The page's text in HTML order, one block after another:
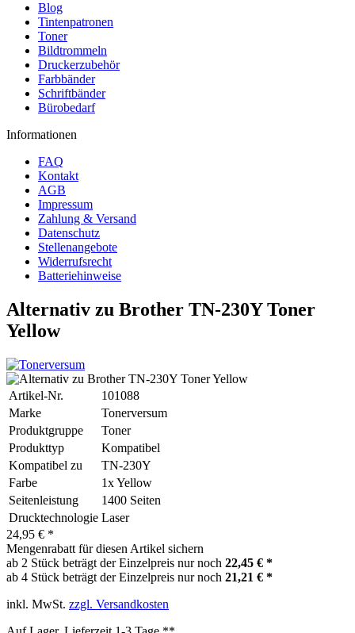
Blog
Tintenpatronen
Toner
Bildtrommeln
Druckerzubehör
Farbbänder
Schriftbänder
Bürobedarf
Informationen
FAQ
Kontakt
AGB
Impressum
Zahlung & Versand
Datenschutz
Stellenangebote
Widerrufsrecht
Batteriehinweise
Alternativ zu Brother TN-230Y Toner
Yellow
Artikel-Nr.
101088
Marke
Tonerversum
Produktgruppe
Toner
Produkttyp
Kompatibel
Kompatibel zu
TN-230Y
Farbe
1x Yellow
Seitenleistung
1400 Seiten
Drucktechnologie Laser
24,95 € *
Mengenrabatt für diesen Artikel sichern
ab 2 Stück beträgt der Einzelpreis nur noch 22,45 € *
ab 4 Stück beträgt der Einzelpreis nur noch 21,21 € *
inkl. MwSt. zzgl. Versandkosten